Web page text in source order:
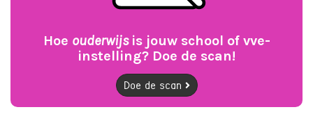
Hoe ouderwijs is jouw school of vve-
instelling? Doe de scan!
Doe de scan